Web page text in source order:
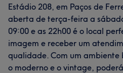
Estádio 208, em Paços de
aberta de terça-feira a
09:00 e as 22h00 é o local
imagem e receber um
qualidade. Com um
o moderno e o vintage,